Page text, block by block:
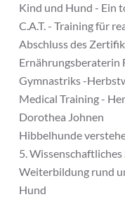
Kind und Hund - Ein
C.A.T. - Training für
Abschluss des
Ernährungsberaterin
Gymnastriks -
Medical Training -
Dorothea Johnen
Hibbelhunde
5. Wissenschaftliches
Weiterbildung rund
Hund